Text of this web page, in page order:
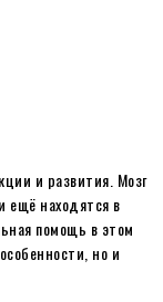
и развития. Мозг
ещё находятся в
помощь в этом
но и